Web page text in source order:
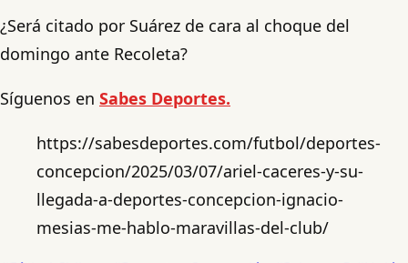
¿Será citado por Suárez de cara al choque del
domingo ante Recoleta?
Síguenos en Sabes Deportes.
https://sabesdeportes.com/futbol/deportes-
concepcion/2025/03/07/ariel-caceres-y-su-
llegada-a-deportes-concepcion-ignacio-
mesias-me-hablo-maravillas-del-club/